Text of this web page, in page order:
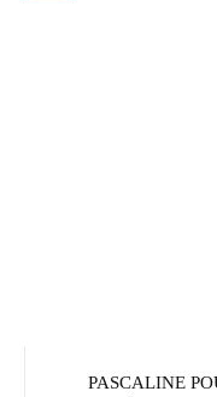
PASCALINE